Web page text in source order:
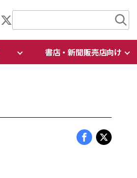
書店・新聞販売店向け